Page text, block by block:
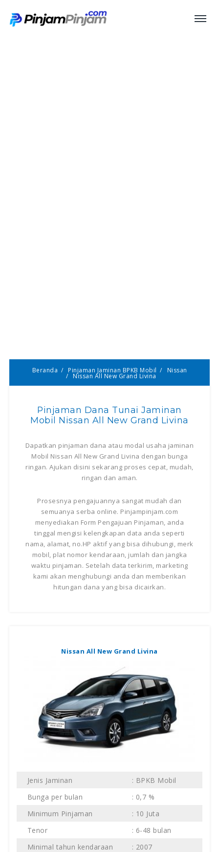
Beranda Pinjaman Jaminan BPKB Mobil Nissan
Nissan All New Grand Livina
Pinjaman Dana Tunai Jaminan
Mobil Nissan All New Grand Livina
Dapatkan pinjaman dana atau modal usaha jaminan
Mobil Nissan All New Grand Livina dengan bunga
ringan. Ajukan disini sekarang proses cepat, mudah,
ringan dan aman.
Prosesnya pengajuannya sangat mudah dan
semuanya serba online. Pinjampinjam.com
menyediakan Form Pengajuan Pinjaman, anda
tinggal mengisi kelengkapan data anda seperti
nama, alamat, no.HP aktif yang bisa dihubungi, merk
mobil, plat nomor kendaraan, jumlah dan jangka
waktu pinjaman. Setelah data terkirim, marketing
kami akan menghubungi anda dan memberikan
hitungan dana yang bisa dicairkan.
Nissan All New Grand Livina
Jenis Jaminan
: BPKB Mobil
Bunga per bulan
: 0,7 %
Minimum Pinjaman
: 10 Juta
Tenor
: 6-48 bulan
Minimal tahun kendaraan
: 2007